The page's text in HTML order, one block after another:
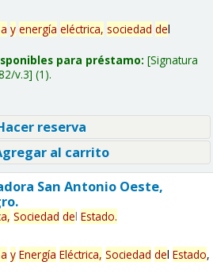
y energía eléctrica, sociedad del
para préstamo: Signatura
v.3 (1).
reserva
al carrito
San Antonio Oeste,
Sociedad del Estado.
y Energía Eléctrica, Sociedad del Estado,